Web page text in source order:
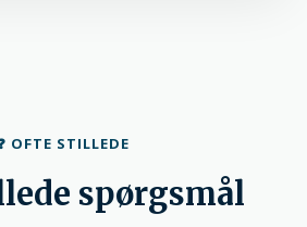
OFTE STILLEDE
spørgsmål